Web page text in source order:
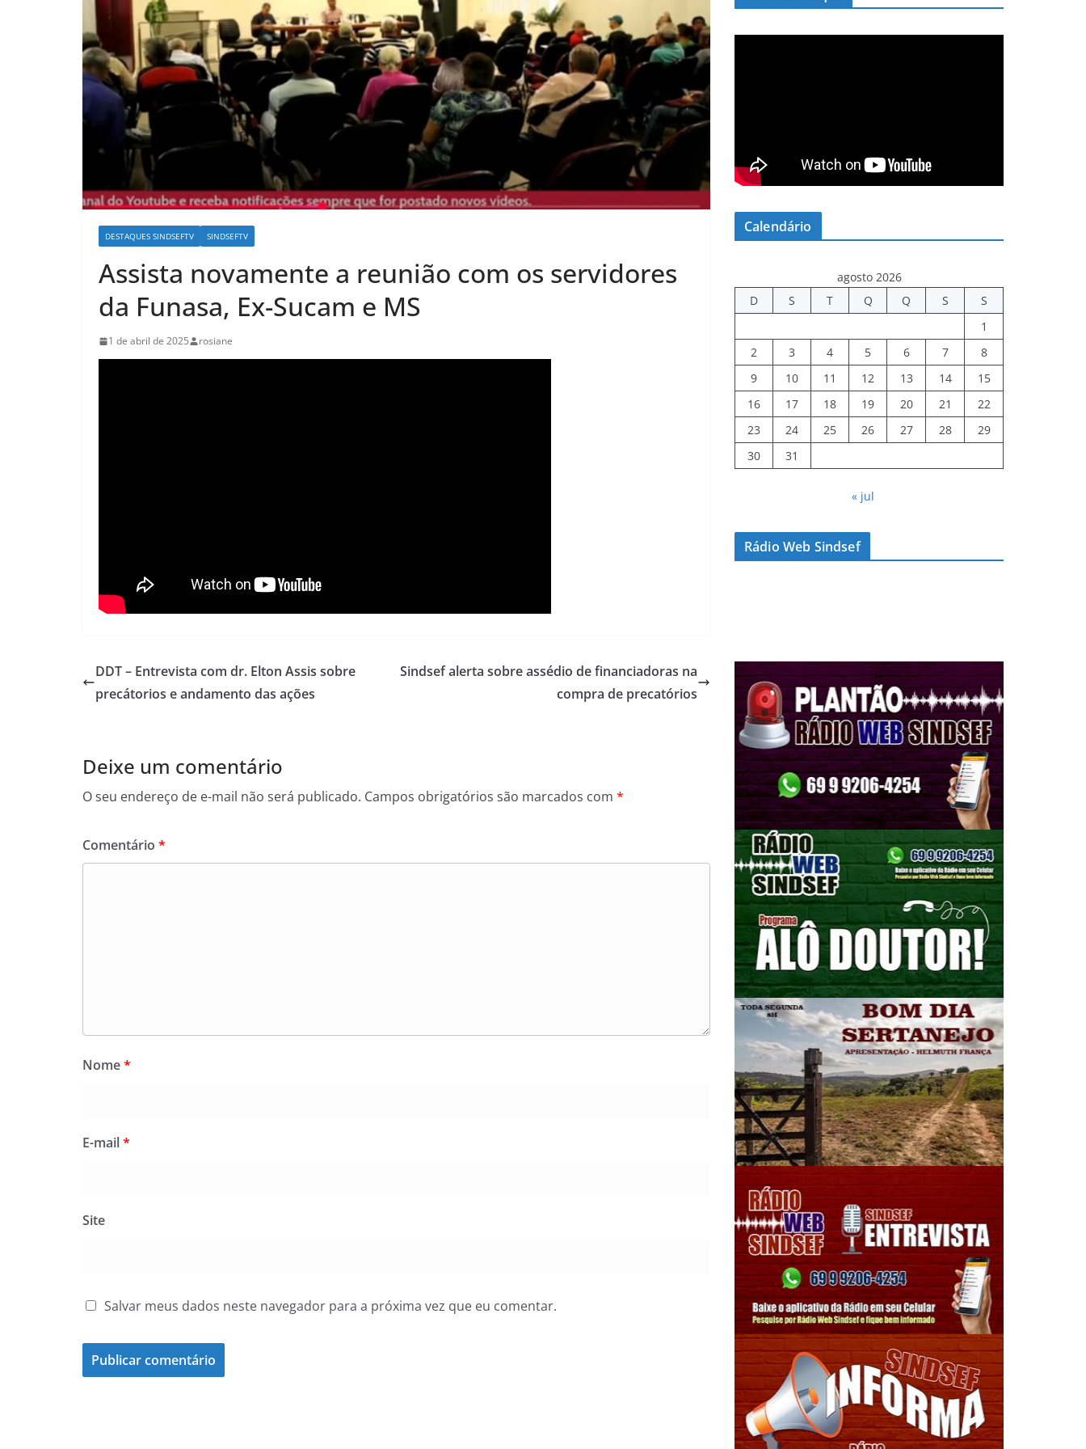
DESTAQUES SINDSEFTV SINDSEFTV
Assista novamente a reunião com os servidores
da Funasa, Ex-Sucam e MS
1 de abril de 2025 rosiane
DDT – Entrevista com dr. Elton Assis sobre
precátorios e andamento das ações
Sindsef alerta sobre assédio de financiadoras na
compra de precatórios
Deixe um comentário
O seu endereço de e-mail não será publicado. Campos obrigatórios são marcados com *
Comentário *
Nome*
E-mail*
Site
Salvar meus dados neste navegador para a próxima vez que eu comentar.
Calendário
agosto 2026
D
S T Q Q S
S
1
2
3 4 5 6 7
8
9
10 11 12 13 14
15
16
17 18 19 20 21
22
23
24 25 26 27 28
29
30
31
« jul
Rádio Web Sindsef